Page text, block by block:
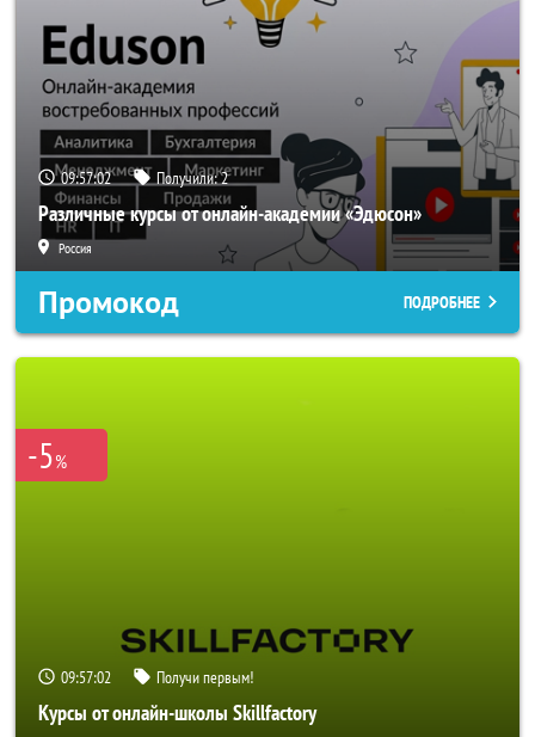
09:57:02 Получили:2
Различные курсы от онлайн-академии «Эдюсон»
Россия
Промокод ПОДРОБНЕЕ
-5%
09:57:02 Получи первым!
Курсы от онлайн-школы Skillfactory